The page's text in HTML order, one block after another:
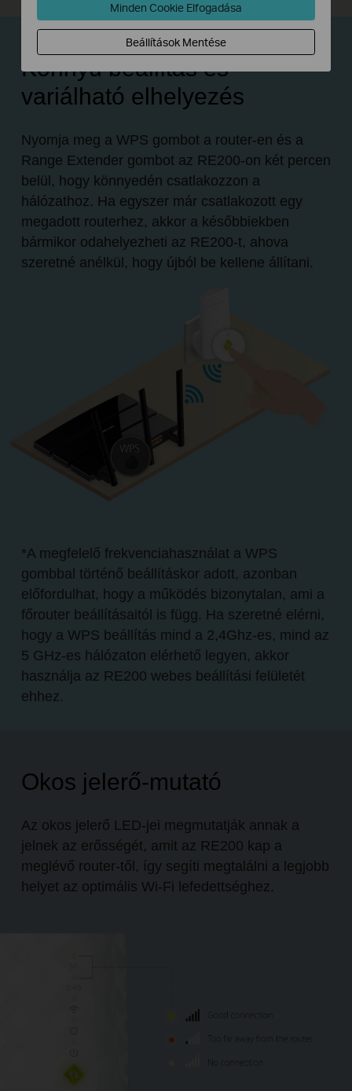
Könnyű beállítás és
variálható elhelyezés
Nyomja meg a WPS gombot a router-en és a
Range Extender gombot az RE200-on két percen
belül, hogy könnyedén csatlakozzon a
hálózathoz. Ha egyszer már csatlakozott egy
megadott routerhez, akkor a későbbiekben
bármikor odahelyezheti az RE200-t, ahova
szeretné anélkül, hogy újból be kellene állítani.
*A megfelelő frekvenciahasználat a WPS
gombbal történő beállításkor adott, azonban
előfordulhat, hogy a működés bizonytalan, ami a
főrouter beállításaitól is függ. Ha szeretné elérni,
hogy a WPS beállítás mind a 2,4Ghz-es, mind az
5 GHz-es hálózaton elérhető legyen, akkor
használja az RE200 webes beállítási felületét
ehhez.
Okos jelerő-mutató
Az okos jelerő LED-jei megmutatják annak a
jelnek az erősségét, amit az RE200 kap a
meglévő router-től, így segíti megtalálni a legjobb
helyet az optimális Wi-Fi lefedettséghez.
Minden Cookie Elfogadása
Beállítások Mentése